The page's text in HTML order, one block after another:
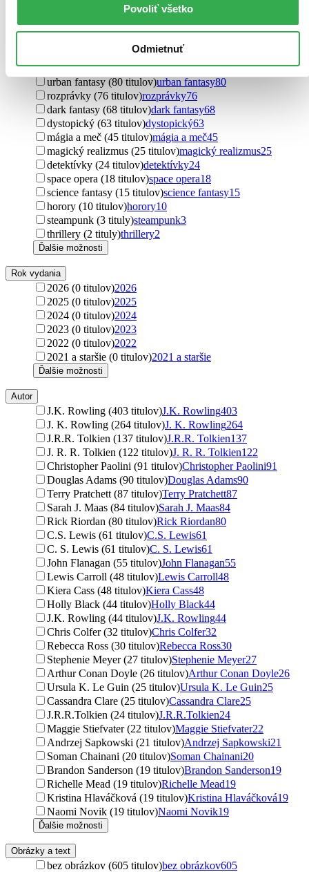
Povoliť všetko
Odmietnuť
sci-fi (500 titulov)sci-fi500
high fantasy (413 titulov)high fantasy413
komiksy (169 titulov)komiksy169
manga (123 titulov)manga123
urban fantasy (80 titulov)urban fantasy80
rozprávky (76 titulov)rozprávky76
dark fantasy (68 titulov)dark fantasy68
dystopický (63 titulov)dystopický63
mágia a meč (45 titulov)mágia a meč45
magický realizmus (25 titulov)magický realizmus25
detektívky (24 titulov)detektívky24
space opera (18 titulov)space opera18
science fantasy (15 titulov)science fantasy15
horory (10 titulov)horory10
steampunk (3 tituly)steampunk3
thrillery (2 tituly)thrillery2
Ďalšie možnosti
Rok vydania
2026 (0 titulov)2026
2025 (0 titulov)2025
2024 (0 titulov)2024
2023 (0 titulov)2023
2022 (0 titulov)2022
2021 a staršie (0 titulov)2021 a staršie
Ďalšie možnosti
Autor
J.K. Rowling (403 titulov)J.K. Rowling403
J. K. Rowling (264 titulov)J. K. Rowling264
J.R.R. Tolkien (137 titulov)J.R.R. Tolkien137
J. R. R. Tolkien (122 titulov)J. R. R. Tolkien122
Christopher Paolini (91 titulov)Christopher Paolini91
Douglas Adams (90 titulov)Douglas Adams90
Terry Pratchett (87 titulov)Terry Pratchett87
Sarah J. Maas (84 titulov)Sarah J. Maas84
Rick Riordan (80 titulov)Rick Riordan80
C.S. Lewis (61 titulov)C.S. Lewis61
C. S. Lewis (61 titulov)C. S. Lewis61
John Flanagan (55 titulov)John Flanagan55
Lewis Carroll (48 titulov)Lewis Carroll48
Kiera Cass (48 titulov)Kiera Cass48
Holly Black (44 titulov)Holly Black44
J.K. Rowling (44 titulov)J.K. Rowling44
Chris Colfer (32 titulov)Chris Colfer32
Rebecca Ross (30 titulov)Rebecca Ross30
Stephenie Meyer (27 titulov)Stephenie Meyer27
Arthur Conan Doyle (26 titulov)Arthur Conan Doyle26
Ursula K. Le Guin (25 titulov)Ursula K. Le Guin25
Cassandra Clare (25 titulov)Cassandra Clare25
J.R.R.Tolkien (24 titulov)J.R.R.Tolkien24
Maggie Stiefvater (22 titulov)Maggie Stiefvater22
Andrzej Sapkowski (21 titulov)Andrzej Sapkowski21
Soman Chainani (20 titulov)Soman Chainani20
Brandon Sanderson (19 titulov)Brandon Sanderson19
Richelle Mead (19 titulov)Richelle Mead19
Kristina Hlaváčková (19 titulov)Kristina Hlaváčková19
Naomi Novik (19 titulov)Naomi Novik19
Ďalšie možnosti
Obrázky a text
bez obrázkov (605 titulov)bez obrázkov605